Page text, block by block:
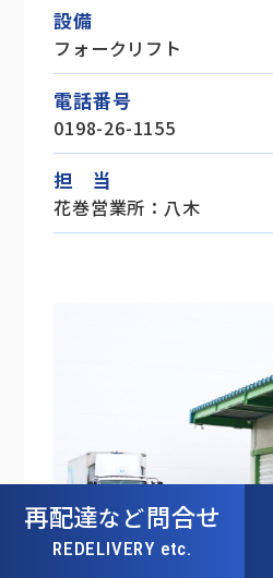
再配達など問合せ
REDELIVERY etc.
設備
フォークリフト
電話番号
0198-26-1155
担 当
花巻営業所：八木